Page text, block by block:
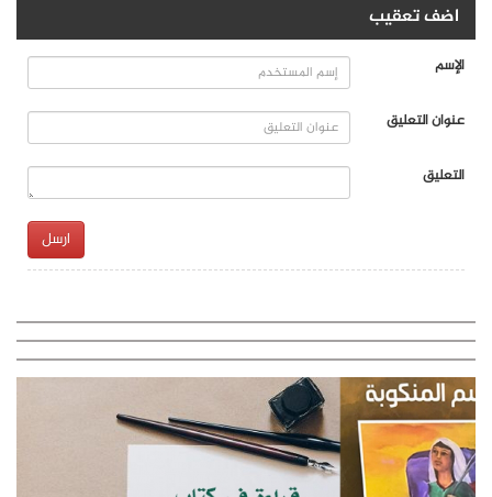
اضف تعقيب
الإسم
عنوان التعليق
التعليق
ارسل